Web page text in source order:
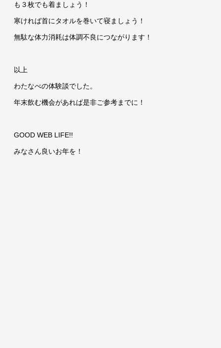
も３枚でも着ましょう！
寒ければ首にタオルを巻いて寝ましょう！
無駄な体力消耗は体調不良につながります！
以上
わたなべの体験談でした。
年末飲む機会があれば是非ご参考までに！
GOOD WEB LIFE!!
みなさん良いお年を！